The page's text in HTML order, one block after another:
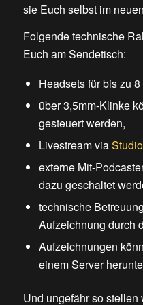
sie Euch selbst im neuen
Folgende technische
Euch am Sendetisch:
Headsets für bis zu
über 3,5mm-Klinke
gesteuert werden,
Livestream via
externe Mit-
dazu geschaltet
technische
Aufzeichnung durch
Aufzeichnungen
einem Server
Und ungefähr so stellen